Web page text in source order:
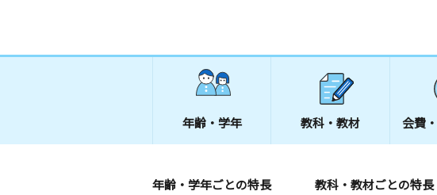
年齢・学年 教科・教材 会費・
年齢・学年ごとの特長 教科・教材ごとの特長